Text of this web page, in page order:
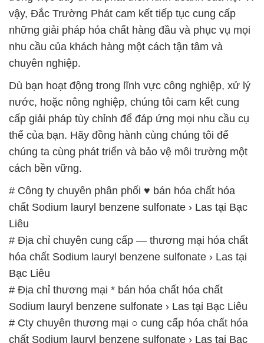
chúng ta cùng phát triển và bảo vệ môi trường một
cách bền vững.
# Công ty chuyên phân phối ♥ bán hóa chất hóa
chất Sodium lauryl benzene sulfonate › Las tại Bạc
Liêu
# Địa chỉ chuyên cung cấp — thương mại hóa chất
hóa chất Sodium lauryl benzene sulfonate › Las tại
Bạc Liêu
# Địa chỉ thương mại * bán hóa chất hóa chất
Sodium lauryl benzene sulfonate › Las tại Bạc Liêu
# Cty chuyên thương mại ○ cung cấp hóa chất hóa
chất Sodium lauryl benzene sulfonate › Las tại Bạc
Liêu
# Cty chuyên cung cấp / cung ứng hóa chất hóa
chất Sodium lauryl benzene sulfonate › Las tại Bạc
Liêu
# Nơi cung cấp [ kinh doanh ] hóa chất hóa chất
Sodium lauryl benzene sulfonate › Las tại Bạc Liêu
# Địa chỉ phân phối — bán hóa chất hóa chất
Sodium lauryl benzene sulfonate › Las tại Bạc Liêu